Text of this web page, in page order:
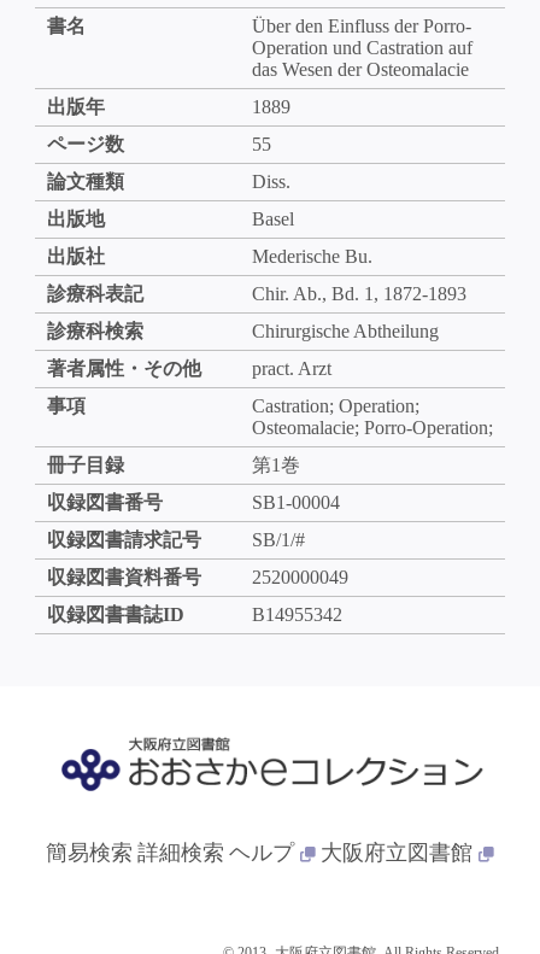
書名
Über den Einfluss der Porro-
Operation und Castration auf
das Wesen der Osteomalacie
出版年
1889
ページ数
55
論文種類
Diss.
出版地
Basel
出版社
Mederische Bu.
診療科表記
Chir. Ab., Bd. 1, 1872-1893
診療科検索
Chirurgische Abtheilung
著者属性・その他
pract. Arzt
事項
Castration; Operation;
Osteomalacie; Porro-Operation;
冊子目録
第1巻
収録図書番号
SB1-00004
収録図書請求記号
SB/1/#
収録図書資料番号
2520000049
収録図書書誌ID
B14955342
簡易検索 詳細検索 ヘルプ 大阪府立図書館